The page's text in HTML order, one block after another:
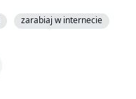
zarabiaj w internecie